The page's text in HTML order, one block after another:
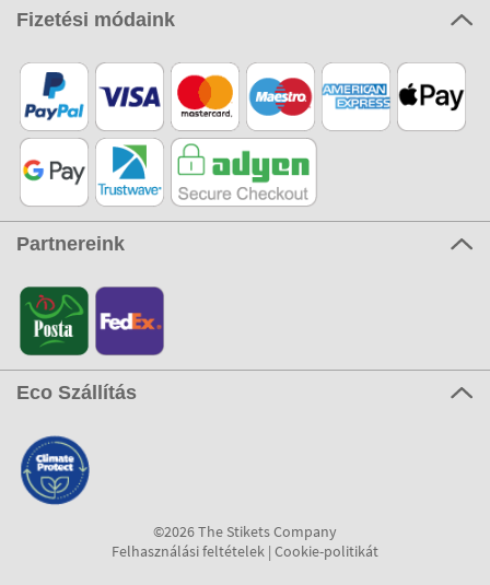
Fizetési módaink
Partnereink
Eco Szállítás
©2026 The Stikets Company
Felhasználási feltételek| Cookie-politikát